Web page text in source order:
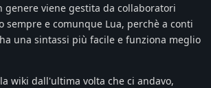
viene gestita da collaboratori
sempre e comunque Lua, perchè a conti
una sintassi più facile e funziona meglio
wiki dall'ultima volta che ci andavo,